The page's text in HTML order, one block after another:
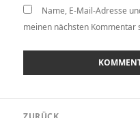
Name, E-Mail-Adresse
meinen nächsten Kommentar